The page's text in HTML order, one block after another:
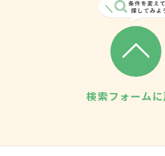
検索フォーム